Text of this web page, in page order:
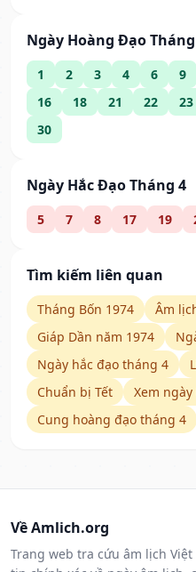
Ngày Hoàng Đạo
1 2 3 4 6 9
16
18 21 22 23
30
Ngày Hắc Đạo Tháng 4
5 7 8 17 19
Tìm kiếm liên quan
Tháng Bốn 1974
Âm
Giáp Dần năm 1974
Ngày hắc đạo tháng 4
Chuẩn bị Tết
Xem
Cung hoàng đạo tháng 4
Về Amlich.org
Trang web tra cứu âm lịch